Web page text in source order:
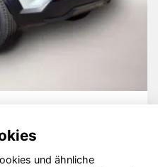
und ähnliche